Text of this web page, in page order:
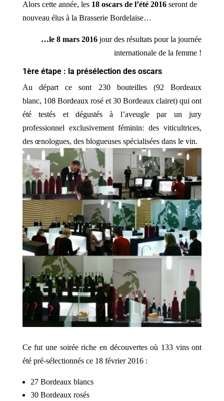
Alors cette année, les18 oscars de l’été 2016seront de
nouveau élus à la Brasserie Bordelaise…
…le 8 mars 2016 jour des résultats pour la journée
internationale de la femme !
1ère étape : la présélection des oscars
Au départ ce sont 230 bouteilles (92 Bordeaux
blanc, 108 Bordeaux rosé et 30 Bordeaux clairet) qui ont
été testés et dégustés à l’aveugle par un jury
professionnel exclusivement féminin: des viticultrices,
des œnologues, des blogueuses spécialisées dans le vin.
Ce fut une soirée riche en découvertes où 133 vins ont
été pré-sélectionnés ce 18 février 2016 :
27 Bordeaux blancs
30 Bordeaux rosés